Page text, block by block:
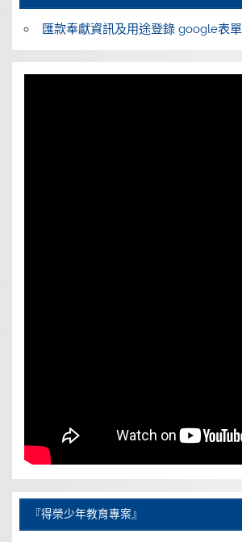
匯款奉獻資訊及用途登錄 google表單
『得榮少年教育專案』